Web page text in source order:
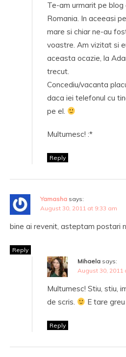
Te-am urmarit pe
Romania. In aceeasi
mare si chiar ne-au
voastre. Am vizitat si
aceasta ocazie, la
trecut.
Concediu/vacanta
daca iei telefonul cu
pe el.
Multumesc! :*
Reply
Yamasha says:
August 30, 2011 at 9:33 am
bine ai revenit, asteptam postari
Reply
Mihaela says:
August 30, 2011
Multumesc! Stiu, stiu,
de scris.
E tare
Reply